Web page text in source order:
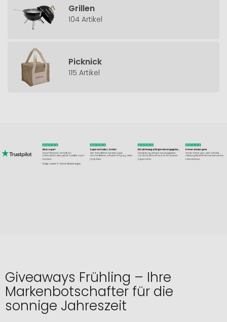
Grillen
104 Artikel
Picknick
115 Artikel
Giveaways Frühling – Ihre
Markenbotschafter für die
sonnige Jahreszeit